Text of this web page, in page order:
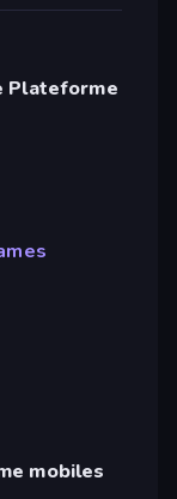
Plateforme
mobiles